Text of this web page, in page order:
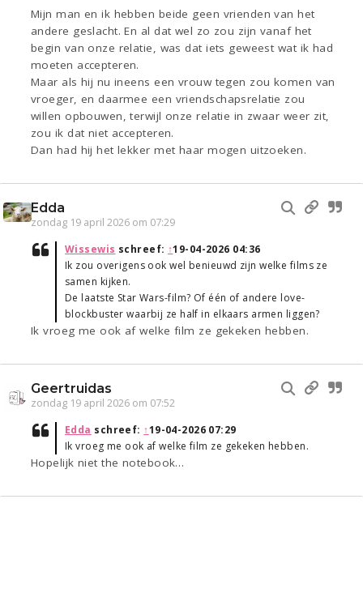
Mijn man en ik hebben beide geen vrienden van het
andere geslacht. En al dat wel zo zou zijn vanaf het
begin van onze relatie, was dat iets geweest wat ik had
moeten accepteren.
Maar als hij nu ineens een vrouw tegen zou komen van
vroeger, en daarmee een vriendschapsrelatie zou
willen opbouwen, terwijl onze relatie in zwaar weer zit,
zou ik dat niet accepteren.
Dan had hij het lekker met haar mogen uitzoeken.
Edda
zondag 19 april 2026 om 07:29
Wissewis schreef: ↑19-04-2026 04:36
Ik zou overigens ook wel benieuwd zijn welke films ze
samen kijken.
De laatste Star Wars-film? Of één of andere love-
blockbuster waarbij ze half in elkaars armen liggen?
Ik vroeg me ook af welke film ze gekeken hebben.
Geertruidas
zondag 19 april 2026 om 07:52
Edda schreef: ↑19-04-2026 07:29
Ik vroeg me ook af welke film ze gekeken hebben.
Hopelijk niet the notebook…